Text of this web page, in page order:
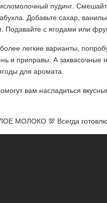
пудинг.
Добавьте сахар,
Подавайте с ягодами или
легкие варианты,
и приправы. А заквасочные
для аромата.
вам насладиться
МОЛОКО 💯 Всегда